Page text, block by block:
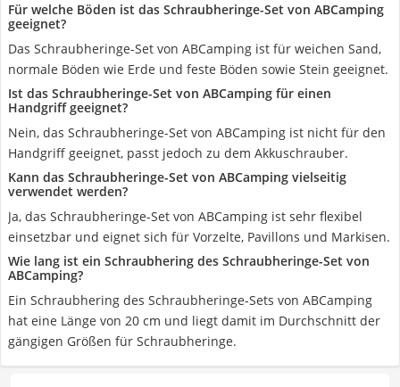
Für welche Böden ist das Schraubheringe-Set von ABCamping
geeignet?
Das Schraubheringe-Set von ABCamping ist für weichen Sand,
normale Böden wie Erde und feste Böden sowie Stein geeignet.
Ist das Schraubheringe-Set von ABCamping für einen
Handgriff geeignet?
Nein, das Schraubheringe-Set von ABCamping ist nicht für den
Handgriff geeignet, passt jedoch zu dem Akkuschrauber.
Kann das Schraubheringe-Set von ABCamping vielseitig
verwendet werden?
Ja, das Schraubheringe-Set von ABCamping ist sehr flexibel
einsetzbar und eignet sich für Vorzelte, Pavillons und Markisen.
Wie lang ist ein Schraubhering des Schraubheringe-Set von
ABCamping?
Ein Schraubhering des Schraubheringe-Sets von ABCamping
hat eine Länge von 20 cm und liegt damit im Durchschnitt der
gängigen Größen für Schraubheringe.